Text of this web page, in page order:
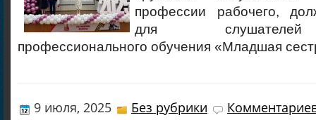
профессии рабочего,
для
профессионального обучения «Младшая
9 июля, 2025 Без рубрики